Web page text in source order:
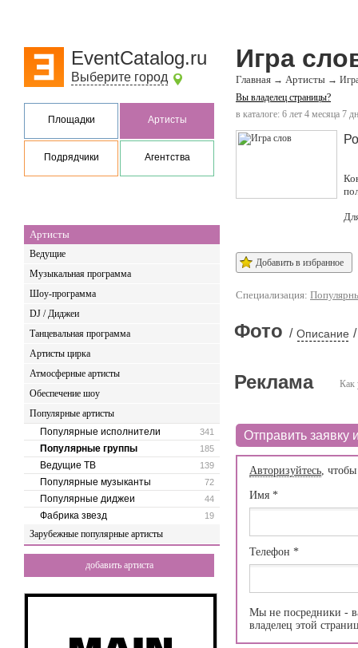
EventCatalog.ru
Выберите город
Площадки Артисты
Подрядчики Агентства
Артисты
Ведущие
Музыкальная программа
Шоу-программа
DJ / Диджеи
Танцевальная программа
Артисты цирка
Атмосферные артисты
Обеспечение шоу
Популярные артисты
341
Популярные исполнители
185
Популярные группы
139
Ведущие ТВ
72
Популярные музыканты
44
Популярные диджеи
19
Фабрика звезд
Зарубежные популярные артисты
добавить артиста
Игра
Главная → Артисты →
Вы владелец страницы?
в каталоге: 6 лет 4 месяца 7
Добавить в избранное
Специализация:
Фото / Описание /
Как
Реклама
Отправить заявку
Авторизуйтесь,
Имя *
Телефон *
Мы не посредники -
владелец этой